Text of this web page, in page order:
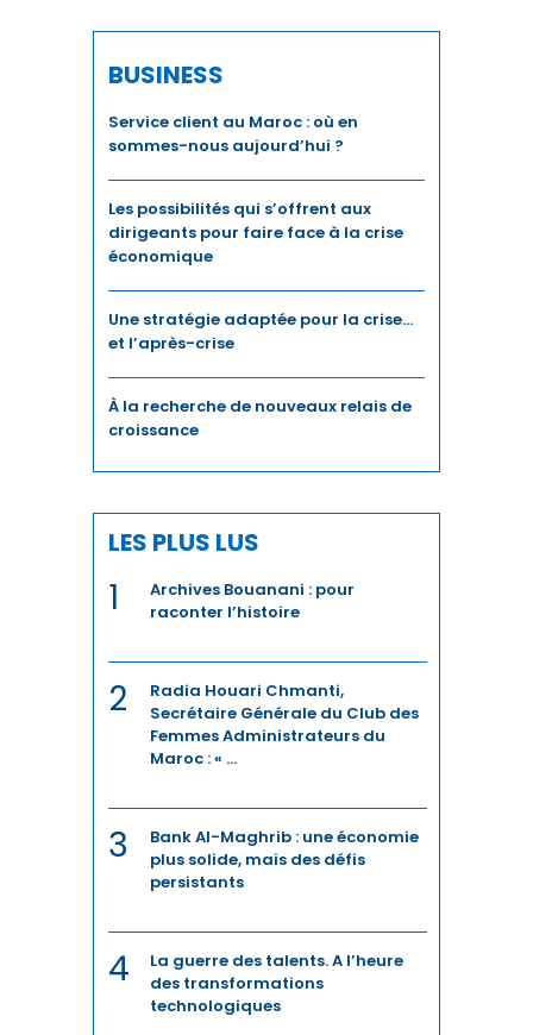
DIPLOMATIE
DISTRIBUTION
ECONOMIE
ECONOMIE BLEUE
EDUCATION
ÉDUCATION / FORMATION
EMPLOI
ÉNERGIE
ENERGIES DURABLES
ENTREPRENEURIAT
FERROVIAIRE
FOOTBALL
BUSINESS
Service client au Maroc : où en
sommes-nous aujourd’hui ?
Les possibilités qui s’offrent aux
dirigeants pour faire face à la crise
économique
Une stratégie adaptée pour la crise…
et l’après-crise
À la recherche de nouveaux relais de
croissance
LES PLUS LUS
1
Archives Bouanani : pour
raconter l’histoire
2
Radia Houari Chmanti,
Secrétaire Générale du Club des
Femmes Administrateurs du
Maroc : « ...
3
Bank Al-Maghrib : une économie
plus solide, mais des défis
persistants
4
La guerre des talents. A l’heure
des transformations
technologiques